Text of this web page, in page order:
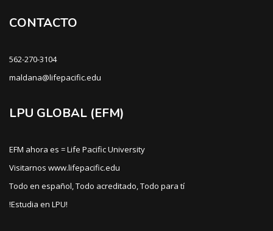
CONTACTO
562-270-3104
maldana@lifepacific.edu
LPU GLOBAL (EFM)
EFM ahora es = Life Pacific University
Visitarnos www.lifepacific.edu
Todo en español, Todo acreditado, Todo para tí
!Estudia en LPU!